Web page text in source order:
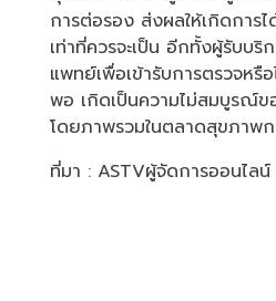
การต่อรอง ส่งผลให้เกิดการ
เท่าที่ควรจะเป็น อีกทั้งผู้รับบ
แพทย์เพื่อเข้ารับการตรวจห
พอ เกิดเป็นความไม่สมบูรณ์ข
โดยภาพรวมในตลาดสุขภาพ
ที่มา : ASTVผู้จัดการออนไลน์